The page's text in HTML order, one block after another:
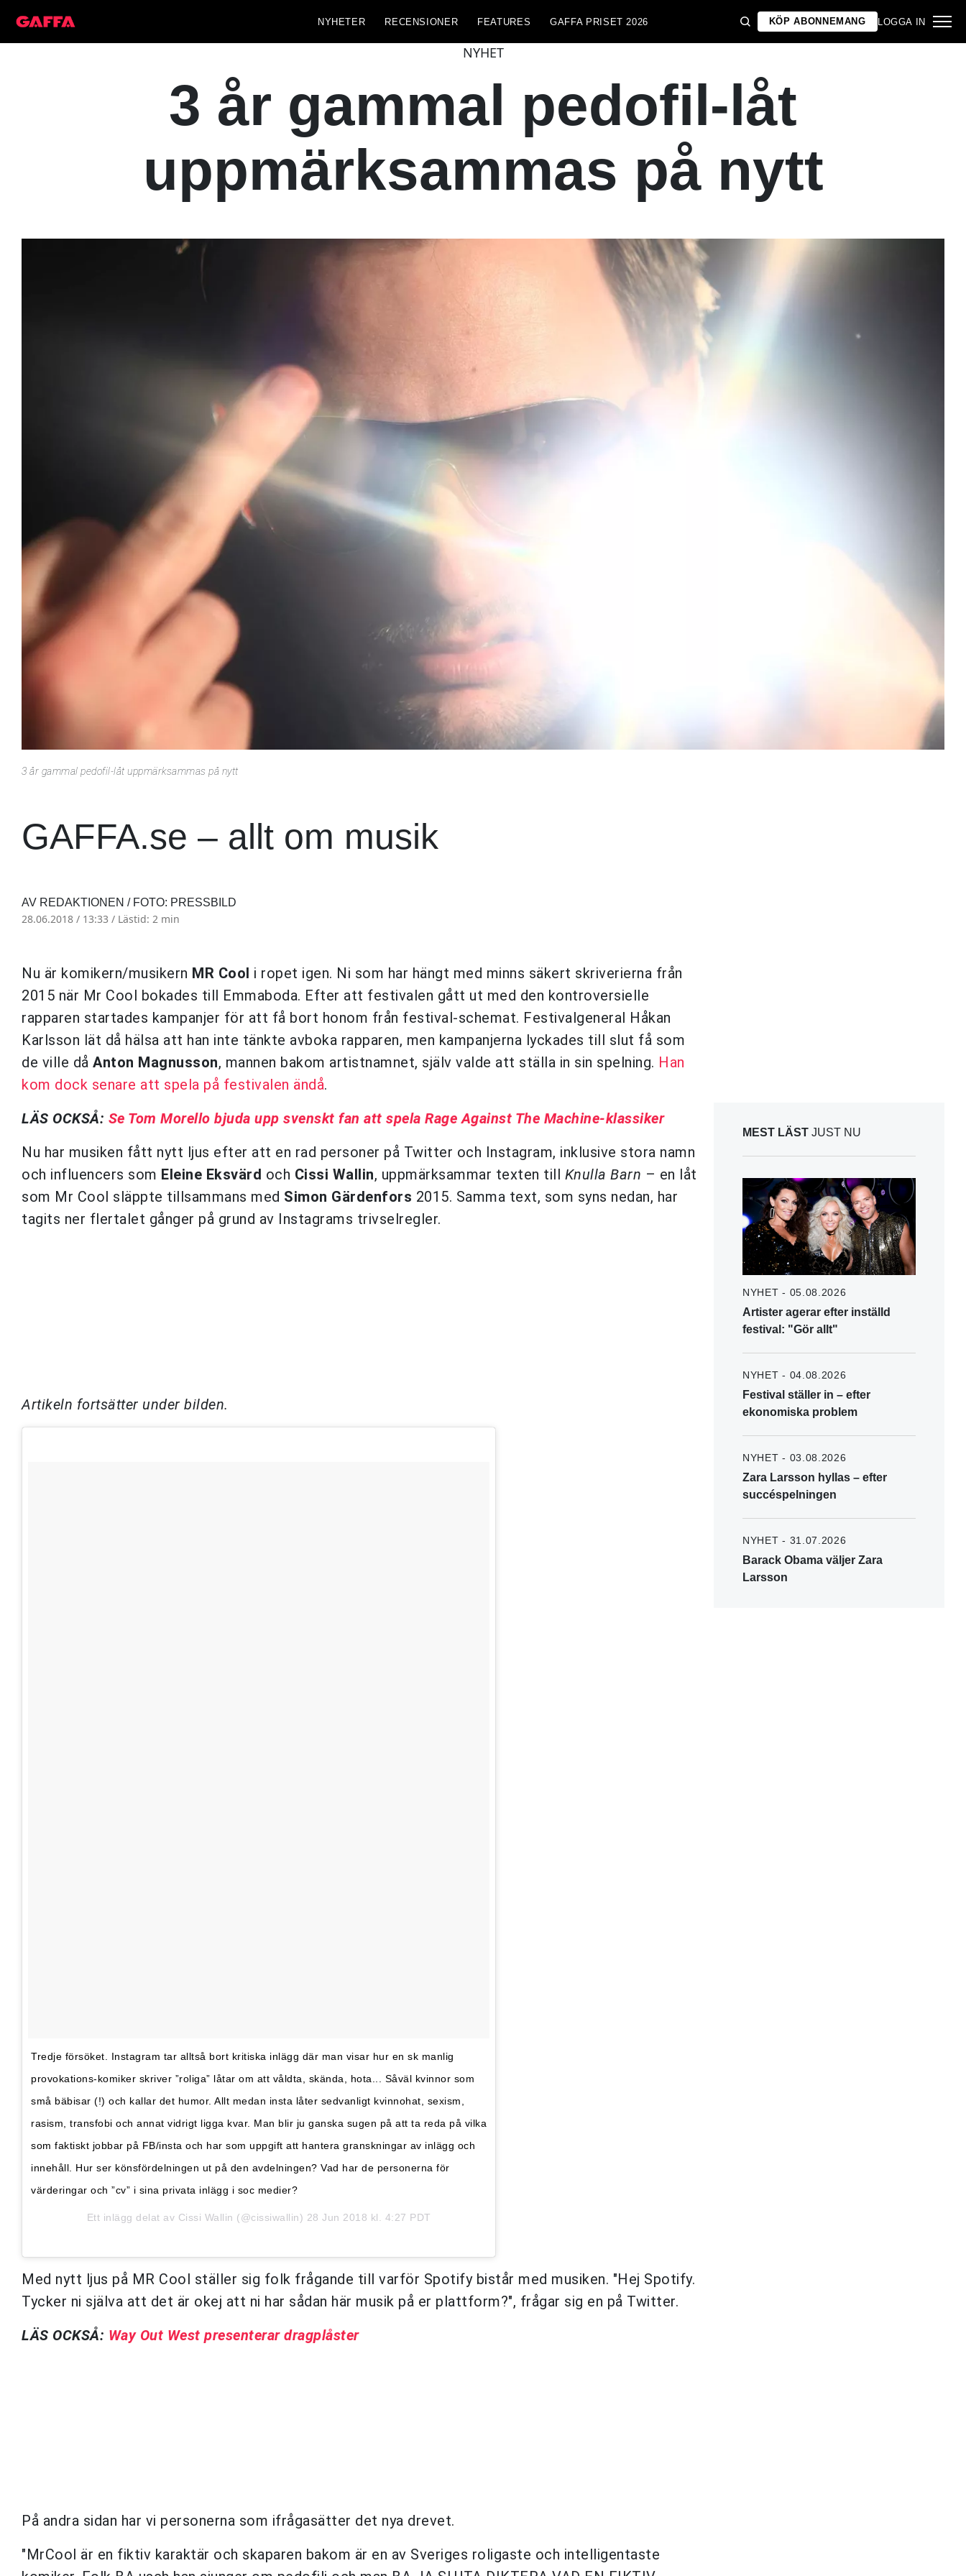
NYHETER RECENSIONER FEATURES GAFFA PRISET 2026 KÖP ABONNEMANG LOGGA IN
NYHET
3 år gammal pedofil-låt
uppmärksammas på nytt
3 år gammal pedofil-låt uppmärksammas på nytt
GAFFA.se – allt om musik
AV REDAKTIONEN / FOTO: PRESSBILD
28.06.2018 / 13:33 / Lästid: 2 min
Nu är komikern/musikern MR Cool i ropet igen. Ni som har hängt med minns säkert skriverierna från
2015 när Mr Cool bokades till Emmaboda. Efter att festivalen gått ut med den kontroversielle
rapparen startades kampanjer för att få bort honom från festival-schemat. Festivalgeneral Håkan
Karlsson lät då hälsa att han inte tänkte avboka rapparen, men kampanjerna lyckades till slut få som
de ville då Anton Magnusson, mannen bakom artistnamnet, själv valde att ställa in sin spelning. Han
kom dock senare att spela på festivalen ändå.
LÄS OCKSÅ: Se Tom Morello bjuda upp svenskt fan att spela Rage Against The Machine-klassiker
Nu har musiken fått nytt ljus efter att en rad personer på Twitter och Instagram, inklusive stora namn
och influencers som Eleine Eksvärd och Cissi Wallin, uppmärksammar texten till Knulla Barn – en låt
som Mr Cool släppte tillsammans med Simon Gärdenfors 2015. Samma text, som syns nedan, har
tagits ner flertalet gånger på grund av Instagrams trivselregler.
Artikeln fortsätter under bilden.
Tredje försöket. Instagram tar alltså bort kritiska inlägg där man visar hur en sk manlig
provokations-komiker skriver ”roliga” låtar om att våldta, skända, hota... Såväl kvinnor som
små bäbisar (!) och kallar det humor. Allt medan insta låter sedvanligt kvinnohat, sexism,
rasism, transfobi och annat vidrigt ligga kvar. Man blir ju ganska sugen på att ta reda på vilka
som faktiskt jobbar på FB/insta och har som uppgift att hantera granskningar av inlägg och
innehåll. Hur ser könsfördelningen ut på den avdelningen? Vad har de personerna för
värderingar och ”cv” i sina privata inlägg i soc medier?
Ett inlägg delat av Cissi Wallin (@cissiwallin) 28 Jun 2018 kl. 4:27 PDT
Med nytt ljus på MR Cool ställer sig folk frågande till varför Spotify bistår med musiken. "Hej Spotify.
Tycker ni själva att det är okej att ni har sådan här musik på er plattform?", frågar sig en på Twitter.
LÄS OCKSÅ: Way Out West presenterar dragplåster
På andra sidan har vi personerna som ifrågasätter det nya drevet.
"MrCool är en fiktiv karaktär och skaparen bakom är en av Sveriges roligaste och intelligentaste
MEST LÄST JUST NU
NYHET - 05.08.2026
Artister agerar efter inställd
festival: "Gör allt"
NYHET - 04.08.2026
Festival ställer in – efter
ekonomiska problem
NYHET - 03.08.2026
Zara Larsson hyllas – efter
succéspelningen
NYHET - 31.07.2026
Barack Obama väljer Zara
Larsson